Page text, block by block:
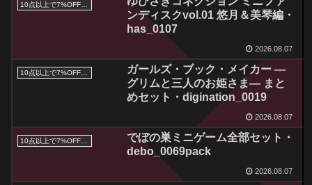
10点以上で7%OFFクーポン／サマーセール2026対象
ンディスクvol.01 悠月＆美琴編・
has_0107
2026.08.07
10点以上で7%OFFクーポン／サマーセール2026対象
ガールズ・ブック・メイカー ―
グリムと三人のお姫さま― まと
めセット・digination_0019
2026.08.07
10点以上で7%OFFクーポン／サマーセール2026対象
でぼの巣ミニゲーム全部セット・
debo_0069pack
2026.08.07